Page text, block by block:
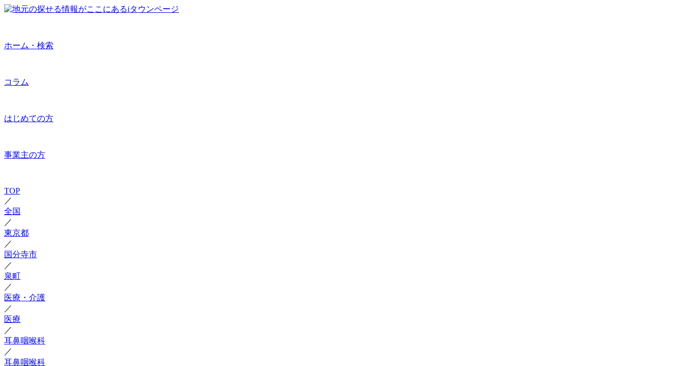
ホーム・検索
コラム
はじめての方
事業主の方
TOP
／
全国
／
東京都
／
国分寺市
／
泉町
／
医療・介護
／
医療
／
耳鼻咽喉科
／
耳鼻咽喉科